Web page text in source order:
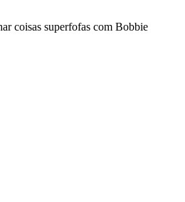
coisas superfofas com Bobbie